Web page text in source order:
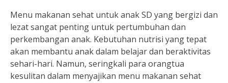
Menu makanan sehat untuk anak SD yang bergizi dan
lezat sangat penting untuk pertumbuhan dan
perkembangan anak. Kebutuhan nutrisi yang tepat
akan membantu anak dalam belajar dan beraktivitas
sehari-hari. Namun, seringkali para orangtua
kesulitan dalam menyajikan menu makanan sehat